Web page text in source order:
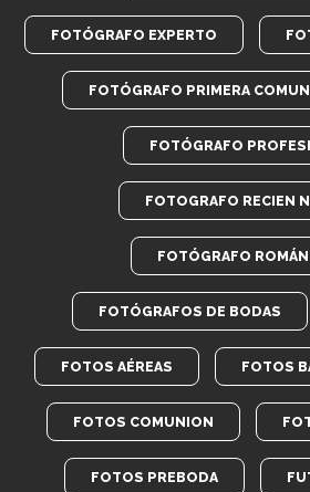
FOTÓGRAFO EXPERTO
FOTÓGRAFO PRIMERA
FOTÓGRAFO
FOTOGRAFO RECIEN
FOTÓGRAFO
FOTÓGRAFOS DE BODAS
FOTOS AÉREAS FOTOS
FOTOS COMUNION
FOTOS PREBODA